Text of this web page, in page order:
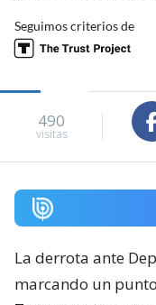
Seguimos criterios de
490
visitas
La derrota ante
marcando un